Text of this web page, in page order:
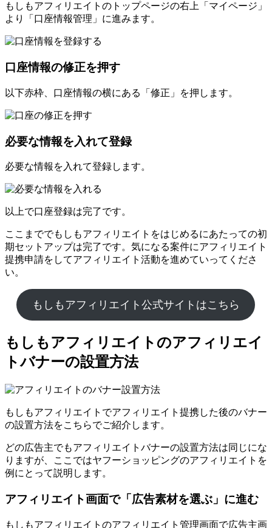
もしもアフィリエイトのトップページの右上「マイページ」
より「口座情報管理」に進みます。
口座情報の修正を押す
以下赤枠、口座情報の横にある「修正」を押します。
必要な情報を入れて登録
必要な情報を入れて登録します。
以上で口座登録は完了です。
ここまででもしもアフィリエイトをはじめるにあたっての初
期セットアップは完了です。気になる案件にアフィリエイト
提携申請をしてアフィリエイト活動を進めていってくださ
い。
もしもアフィリエイト公式サイトはこちら
もしもアフィリエイトのアフィリエイ
トバナーの設置方法
もしもアフィリエイトでアフィリエイト提携した後のバナー
の設置方法をこちらでご紹介します。
どの広告主でもアフィリエイトバナーの設置方法は同じにな
りますが、ここではヤフーショッピングのアフィリエイトを
例にとって説明します。
アフィリエイト画面で「広告素材を選ぶ」に進む
もしもアフィリエイトのアフィリエイト管理画面で広告主画